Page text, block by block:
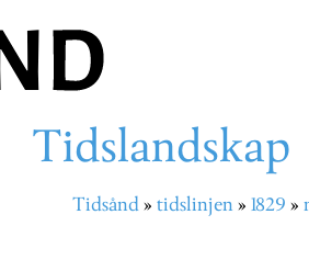
Tidslandskap
Navigasjonssti
Tidsånd tidslinjen 1829